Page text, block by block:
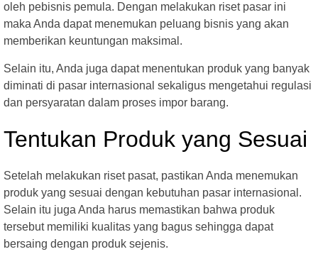
oleh pebisnis pemula. Dengan melakukan riset pasar ini
maka Anda dapat menemukan peluang bisnis yang akan
memberikan keuntungan maksimal.
Selain itu, Anda juga dapat menentukan produk yang banyak
diminati di pasar internasional sekaligus mengetahui regulasi
dan persyaratan dalam proses impor barang.
Tentukan Produk yang Sesuai
Setelah melakukan riset pasat, pastikan Anda menemukan
produk yang sesuai dengan kebutuhan pasar internasional.
Selain itu juga Anda harus memastikan bahwa produk
tersebut memiliki kualitas yang bagus sehingga dapat
bersaing dengan produk sejenis.